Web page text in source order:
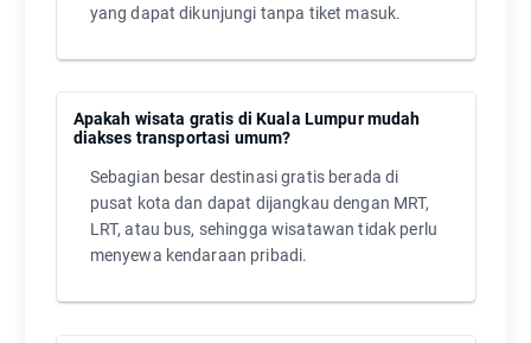
yang dapat dikunjungi tanpa tiket masuk.
Apakah wisata gratis di Kuala Lumpur mudah
diakses transportasi umum?
Sebagian besar destinasi gratis berada di
pusat kota dan dapat dijangkau dengan MRT,
LRT, atau bus, sehingga wisatawan tidak perlu
menyewa kendaraan pribadi.